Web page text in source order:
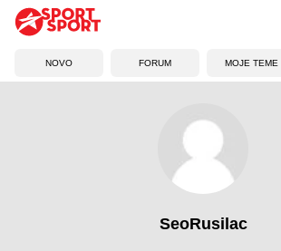
NOVO FORUM MOJE TEME
SeoRusilac